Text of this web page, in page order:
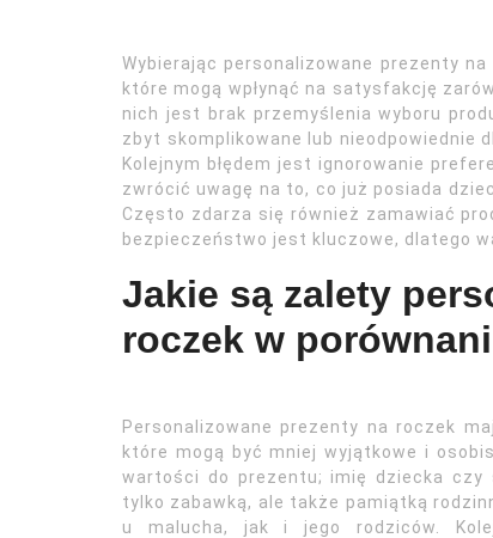
Wybierając personalizowane prezenty
które mogą wpłynąć na satysfakcję
nich jest brak przemyślenia wyboru
zbyt skomplikowane lub nieodpowiednie
Kolejnym błędem jest ignorowanie
zwrócić uwagę na to, co już posiada
Często zdarza się również zamawiać
bezpieczeństwo jest kluczowe, dlatego
Jakie są zalety
roczek w
Personalizowane prezenty na roczek
które mogą być mniej wyjątkowe i
wartości do prezentu; imię dziecka czy
tylko zabawką, ale także pamiątką
u malucha, jak i jego rodziców.